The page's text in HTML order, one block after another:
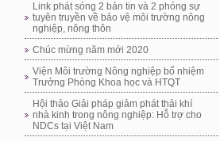
Link phát sóng 2 bản tin và 2 phóng sự
tuyên truyền về bảo vệ môi trường nông
nghiệp, nông thôn
Chúc mừng năm mới 2020
Viện Môi trường Nông nghiệp bổ nhiệm
Trưởng Phòng Khoa học và HTQT
Hội thảo Giải pháp giảm phát thải khí
nhà kinh trong nông nghiệp: Hỗ trợ cho
NDCs tại Việt Nam